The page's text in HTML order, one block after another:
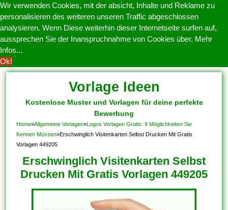
Wir verwenden Cookies, mit der absicht, Inhalte und Reklame zu
personalisieren des weiteren unseren Traffic abgeschlossen
analysieren. Wenn Diese weiterhin dieser Internetseite surfen auf,
aussprechen Sie der Inanspruchnahme von Cookies über. Mehr
Infos...
Ok!
Vorlage Ideen
Kostenlose Muster und Vorlagen für deine perfekte
Bewerbung
Home»Allgemeine Vorlagen»Logos Vorlagen Gratis: 9 Möglichkeiten Sie
Kennen Müssen»Erschwinglich Visitenkarten Selbst Drucken Mit Gratis
Vorlagen 449205
Erschwinglich Visitenkarten Selbst
Drucken Mit Gratis Vorlagen 449205